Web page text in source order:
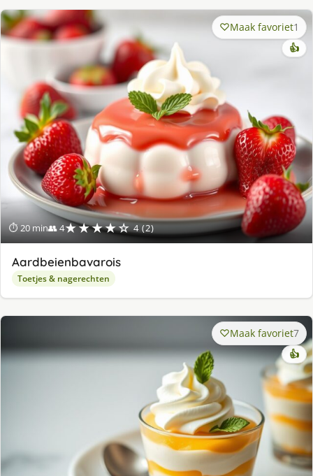
⏱ 20 min👥 4★★★★☆ 4 (2)
Maak favoriet1
👍
Aardbeienbavarois
Toetjes & nagerechten
Maak favoriet7
👍